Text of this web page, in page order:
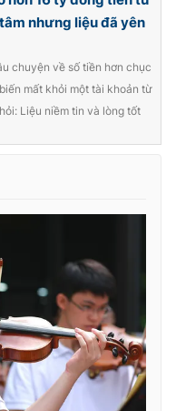
897
không có sự chấp
khi phát hành lại
nhưng liệu đã yên
chuyện về số tiền hơn chục
mất khỏi một tài khoản từ
Liệu niềm tin và lòng tốt